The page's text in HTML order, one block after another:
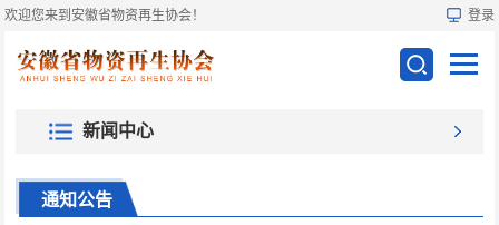
欢迎您来到安徽省物资再生协会！ 登录
新闻中心
通知公告